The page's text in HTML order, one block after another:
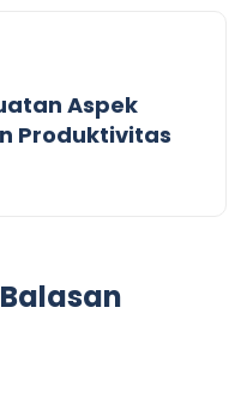
Aspek
Produktivitas